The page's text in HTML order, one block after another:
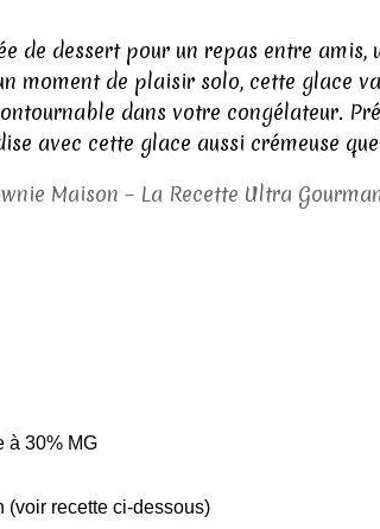
de dessert pour un repas entre amis,
moment de plaisir solo, cette glace
dans votre congélateur.
avec cette glace aussi crémeuse
à 30% MG
(voir recette ci-dessous)